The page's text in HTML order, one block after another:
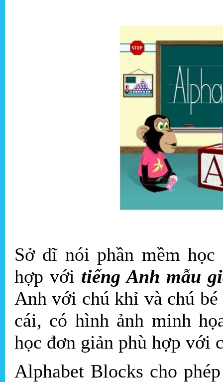
Sở dĩ nói phần mềm
hợp với tiếng Anh mẫu
Anh với chú khỉ và chú
cái, có hình ảnh minh
học đơn giản phù hợp với
Alphabet Blocks cho